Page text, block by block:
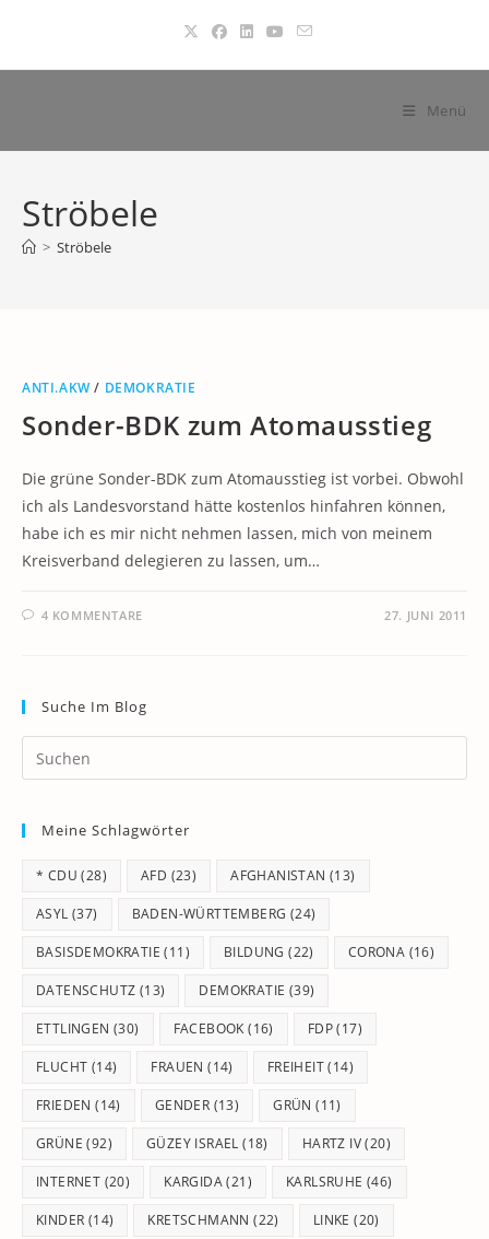
springen
Menü
Ströbele
> Ströbele
ANTI.AKW/ DEMOKRATIE
Sonder-BDK zum Atomausstieg
Die grüne Sonder-BDK zum Atomausstieg ist vorbei. Obwohl
ich als Landesvorstand hätte kostenlos hinfahren können,
habe ich es mir nicht nehmen lassen, mich von meinem
Kreisverband delegieren zu lassen, um…
4 KOMMENTARE 27. JUNI 2011
Suche Im Blog
Meine Schlagwörter
* CDU (28) AFD (23) AFGHANISTAN (13)
ASYL (37) BADEN-WÜRTTEMBERG (24)
BASISDEMOKRATIE (11) BILDUNG (22) CORONA (16)
DATENSCHUTZ (13) DEMOKRATIE (39)
ETTLINGEN (30) FACEBOOK (16) FDP(17)
FLUCHT (14) FRAUEN (14) FREIHEIT(14)
FRIEDEN (14) GENDER (13) GRÜN (11)
GRÜNE (92) GÜZEY ISRAEL (18) HARTZ IV(20)
INTERNET (20) KARGIDA(21) KARLSRUHE (46)
KINDER (14) KRETSCHMANN (22) LINKE (20)